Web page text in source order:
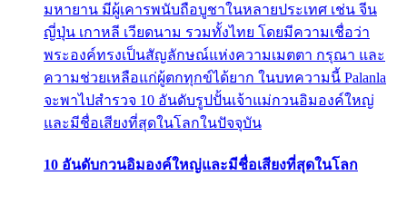
มหายาน มีผู้เคารพนับถือบูชาในหลายประเทศ เช่น จีน
ญี่ปุ่น เกาหลี เวียดนาม รวมทั้งไทย โดยมีความเชื่อว่า
พระองค์ทรงเป็นสัญลักษณ์แห่งความเมตตา กรุณา และ
ความช่วยเหลือแก่ผู้ตกทุกข์ได้ยาก ในบทความนี้ Palanla
จะพาไปสำรวจ 10 อันดับรูปปั้นเจ้าแม่กวนอิมองค์ใหญ่
และมีชื่อเสียงที่สุดในโลกในปัจจุบัน
10 อันดับกวนอิมองค์ใหญ่และมีชื่อเสียงที่สุดในโลก